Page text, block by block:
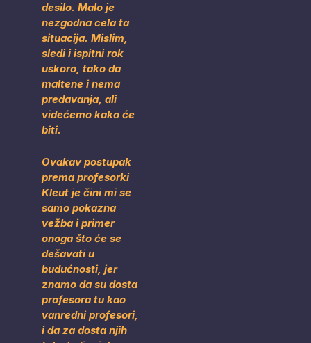
desilo. Malo je
nezgodna cela ta
situacija. Mislim,
sledi i ispitni rok
uskoro, tako da
maltene i nema
predavanja, ali
videćemo kako će
biti.
Ovakav postupak
prema profesorki
Kleut je čini mi se
samo pokazna
vežba i primer
onoga što će se
dešavati u
budućnosti, jer
znamo da su dosta
profesora tu kao
vanredni profesori,
i da za dosta njih